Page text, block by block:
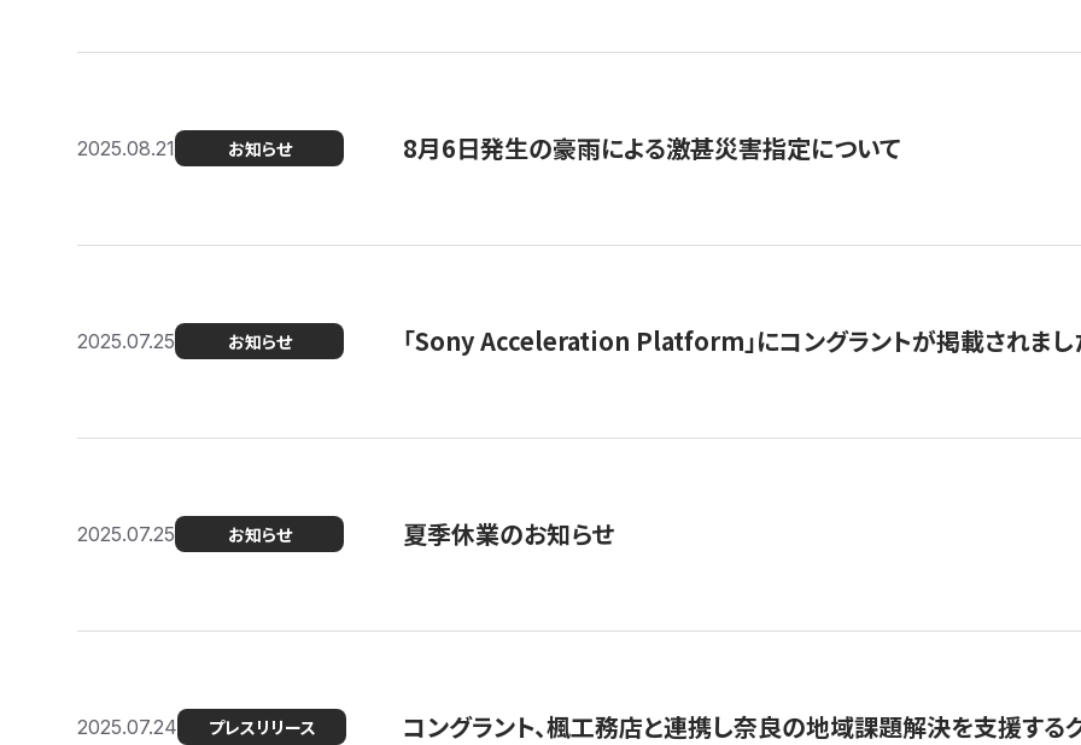
2025.08.21 お知らせ 8月6日発生の豪雨による激甚災害指定について
2025.07.25 お知らせ 「Sony Acceleration Platform」にコングラントが掲載されまし
2025.07.25 お知らせ 夏季休業のお知らせ
2025.07.24 プレスリリース コングラント、楓工務店と連携し奈良の地域課題解決を支援する